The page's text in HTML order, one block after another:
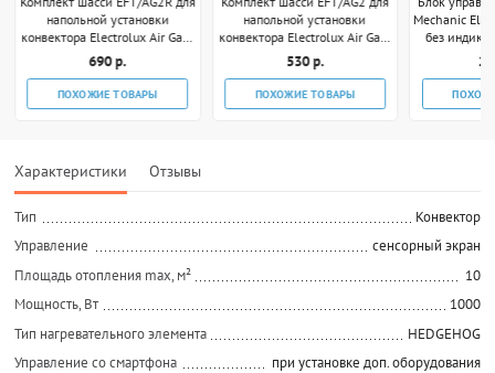
напольной установки
конвектора Electrolux Air Gate
Transformer
690 р.
ПОХОЖИЕ ТОВАРЫ
напольной установки
конвектора Electrolux Air Gate
Transformer
530 р.
ПОХОЖИЕ ТОВАРЫ
Mechanic
без
2
Характеристики Отзывы
Тип
Конвектор
Управление
сенсорный экран
Площадь отопления max, м²
10
Мощность, Вт
1000
Тип нагревательного элемента
HEDGEHOG
Управление со смартфона
при установке доп. оборудования